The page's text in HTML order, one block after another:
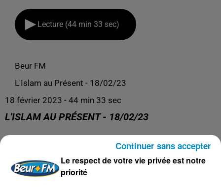
Lecture (44 min 33 sec)
Beur FM
L'Islam au Présent - 18/02/23
18 février 2023 - 44 min 33 sec
L'ISLAM AU PRÉSENT - 18/02/23
Le respect de votre vie privée est notre
priorité
Continuer sans accepter